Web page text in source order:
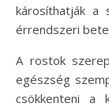
károsíthatják a
érrendszeri
A rostok
egészség
csökkenteni a